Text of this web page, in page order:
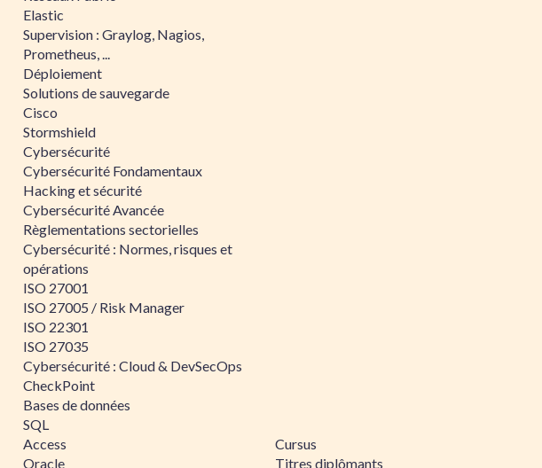
Elastic
Supervision : Graylog, Nagios,
Prometheus, ...
Déploiement
Solutions de sauvegarde
Cisco
Stormshield
Cybersécurité
Cybersécurité Fondamentaux
Hacking et sécurité
Cybersécurité Avancée
Règlementations sectorielles
Cybersécurité : Normes, risques et
opérations
ISO 27001
ISO 27005 / Risk Manager
ISO 22301
ISO 27035
Cybersécurité : Cloud & DevSecOps
CheckPoint
Bases de données
SQL
Access
Oracle
Cursus
Titres diplômants